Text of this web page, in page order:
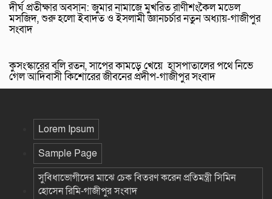
দীর্ঘ প্রতীক্ষার অবসান: জুমার নামাজে মুখরিত রাণীশংকৈল মডেল
মসজিদ, শুরু হলো ইবাদত ও ইসলামী জ্ঞানচর্চার নতুন অধ্যায়-গাজীপুর
সংবাদ
কুসংস্কারের বলি রতন, সাপের কামড়ে খেয়ে হাসপাতালের পথে নিভে
গেল আদিবাসী কিশোরের জীবনের প্রদীপ-গাজীপুর সংবাদ
Lorem Ipsum
Sample Page
সুবিধাভোগীদের মাঝে চেক বিতরণ করেন প্রতিমন্ত্রী সিমিন
হোসেন রিমি-গাজীপুর সংবাদ